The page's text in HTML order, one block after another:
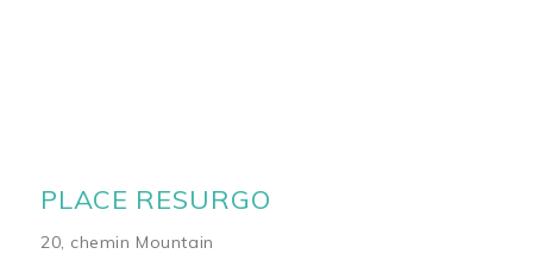
PLACE RESURGO
20, chemin Mountain